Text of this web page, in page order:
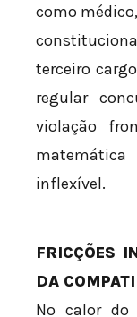
como
terceiro
regular
violação
inflexível.
FRICÇÕES
DA
No calor do